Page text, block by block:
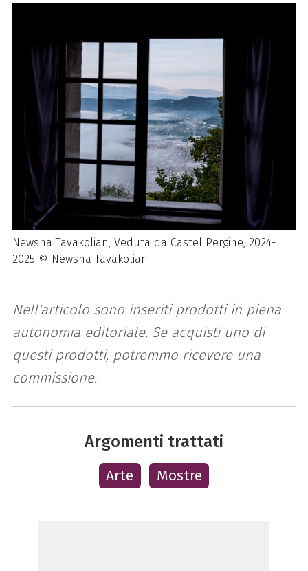
Newsha Tavakolian, Veduta da Castel Pergine, 2024-
2025 © Newsha Tavakolian
Nell'articolo sono inseriti prodotti in piena
autonomia editoriale. Se acquisti uno di
questi prodotti, potremmo ricevere una
commissione.
Argomenti trattati
Arte Mostre